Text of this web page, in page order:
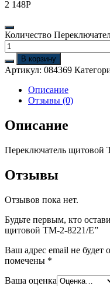
2 148Р
Количество
В корзину
Артикул: 084369
Описание
Отзывы (0)
Описание
Переключатель щитовой
Отзывы
Отзывов пока нет.
Будьте первым, кто
щитовой TM-2-8221/E”
Ваш адрес email не будет
помечены *
Ваша оценка